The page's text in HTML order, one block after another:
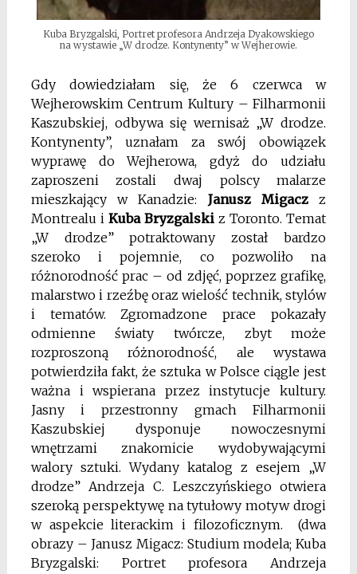
Kuba Bryzgalski, Portret profesora Andrzeja Dyakowskiego
na wystawie „W drodze. Kontynenty” w Wejherowie.
Gdy dowiedziałam się, że 6 czerwca w
Wejherowskim Centrum Kultury – Filharmonii
Kaszubskiej, odbywa się wernisaż „W drodze.
Kontynenty”, uznałam za swój obowiązek
wyprawę do Wejherowa, gdyż do udziału
zaproszeni zostali dwaj polscy malarze
mieszkający w Kanadzie: Janusz Migaczz
Montrealu i Kuba Bryzgalski z Toronto. Temat
„W drodze” potraktowany został bardzo
szeroko i pojemnie, co pozwoliło na
różnorodność prac – od zdjęć, poprzez grafikę,
malarstwo i rzeźbę oraz wielość technik, stylów
i tematów. Zgromadzone prace pokazały
odmienne światy twórcze, zbyt może
rozproszoną różnorodność, ale wystawa
potwierdziła fakt, że sztuka w Polsce ciągle jest
ważna i wspierana przez instytucje kultury.
Jasny i przestronny gmach Filharmonii
Kaszubskiej dysponuje nowoczesnymi
wnętrzami znakomicie wydobywającymi
walory sztuki. Wydany katalog z esejem „W
drodze” Andrzeja C. Leszczyńskiego otwiera
szeroką perspektywę na tytułowy motyw drogi
w aspekcie literackim i filozoficznym. (dwa
obrazy – Janusz Migacz: Studium modela; Kuba
Bryzgalski: Portret profesora Andrzeja